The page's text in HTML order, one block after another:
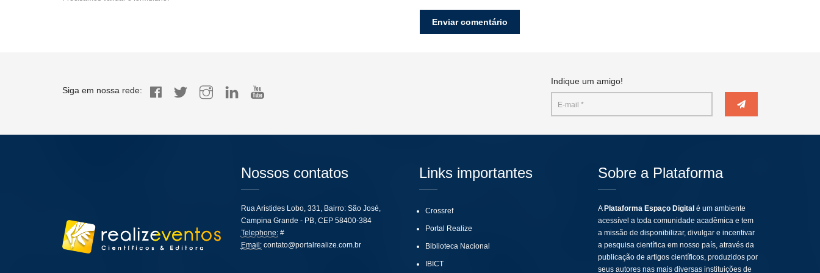
Siga em nossa rede:
Indique um amigo!
Nossos contatos
Rua Aristides Lobo, 331, Bairro: São José,
Campina Grande - PB, CEP 58400-384
Telephone:#
Email: contato@portalrealize.com.br
Links importantes
Crossref
Portal Realize
Biblioteca Nacional
IBICT
Sobre a Plataforma
A Plataforma Espaço Digital é um ambiente
acessível a toda comunidade acadêmica e tem
a missão de disponibilizar, divulgar e incentivar
a pesquisa científica em nosso país, através da
publicação de artigos científicos, produzidos por
seus autores nas mais diversas instituições de